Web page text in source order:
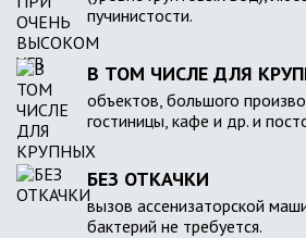
пучинистости.
В ТОМ ЧИСЛЕ ДЛЯ
объектов, большого
гостиницы, кафе и др. и
БЕЗ ОТКАЧКИ
вызов ассенизаторской
бактерий не требуется.